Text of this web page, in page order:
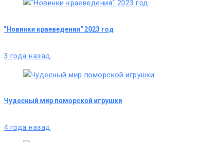
"Новинки краеведения" 2023 год
3 года назад
Чудесный мир поморской игрушки
4 года назад